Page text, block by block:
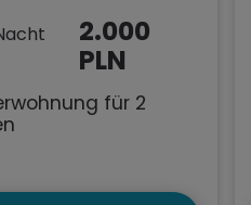
2.000
PLN
für 2